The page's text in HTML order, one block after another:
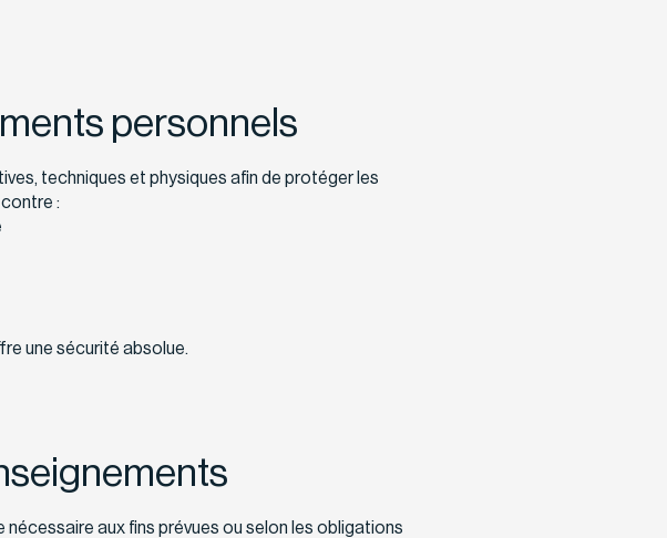
personnels
techniques et physiques afin de protéger les
:
une sécurité absolue.
aux fins prévues ou selon les obligations